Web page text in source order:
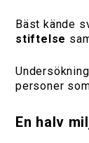
Bäst kände
stiftelse
personer
En halv